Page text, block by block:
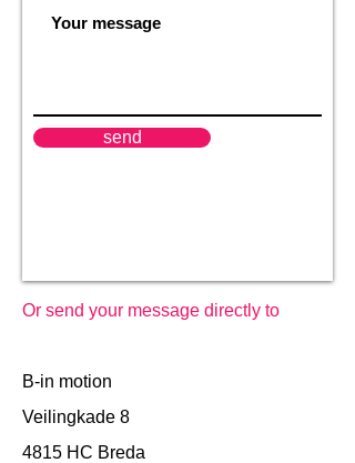
send
Or send your message directly to
B-in motion
Veilingkade 8
4815 HC Breda